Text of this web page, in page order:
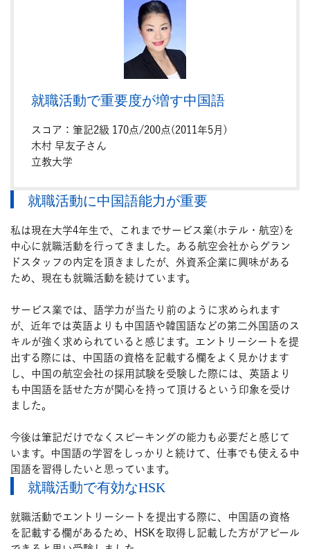
就職活動で重要度が増す中国語
スコア：筆記2級 170点/200点(2011年5月)
木村 早友子さん
立教大学
就職活動に中国語能力が重要
私は現在大学4年生で、これまでサービス業(ホテル・航空)を
中心に就職活動を行ってきました。ある航空会社からグラン
ドスタッフの内定を頂きましたが、外資系企業に興味がある
ため、現在も就職活動を続けています。
サービス業では、語学力が当たり前のように求められます
が、近年では英語よりも中国語や韓国語などの第二外国語のス
キルが強く求められていると感じます。エントリーシートを提
出する際には、中国語の資格を記載する欄をよく見かけます
し、中国の航空会社の採用試験を受験した際には、英語より
も中国語を話せた方が関心を持って頂けるという印象を受け
ました。
今後は筆記だけでなくスピーキングの能力も必要だと感じて
います。中国語の学習をしっかりと続けて、仕事でも使える中
国語を習得したいと思っています。
就職活動で有効なHSK
就職活動でエントリーシートを提出する際に、中国語の資格
を記載する欄があるため、HSKを取得し記載した方がアピール